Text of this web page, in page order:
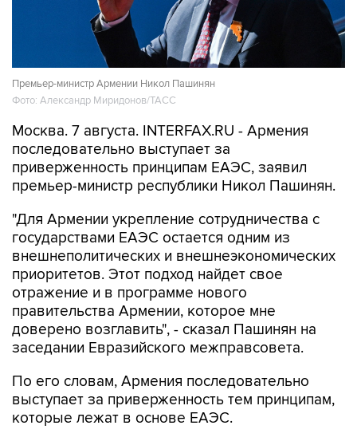
Премьер-министр Армении Никол Пашинян
Фото: Александр Миридонов/ТАСС
Москва. 7 августа. INTERFAX.RU - Армения
приверженность принципам ЕАЭС, заявил
премьер-министр республики Никол Пашинян.
"Для Армении укрепление сотрудничества с
внешнеполитических и внешнеэкономических
приоритетов. Этот подход найдет свое
отражение и в программе нового
правительства Армении, которое мне
доверено возглавить", - сказал Пашинян на
заседании Евразийского межправсовета.
По его словам, Армения последовательно
которые лежат в основе ЕАЭС.
"Одним из основополагающих принципов